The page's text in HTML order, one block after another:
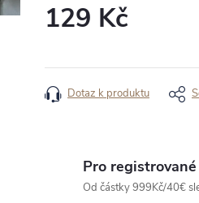
129 Kč
Dotaz k produktu
Pro registrované
Od částky 999Kč/40€